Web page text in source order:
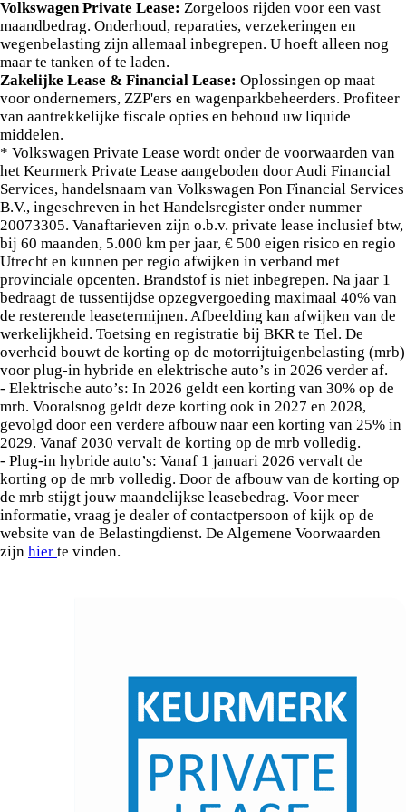
Volkswagen Private Lease: Zorgeloos rijden voor een vast
maandbedrag. Onderhoud, reparaties, verzekeringen en
wegenbelasting zijn allemaal inbegrepen. U hoeft alleen nog
maar te tanken of te laden.
Zakelijke Lease & Financial Lease: Oplossingen op maat
voor ondernemers, ZZP'ers en wagenparkbeheerders. Profiteer
van aantrekkelijke fiscale opties en behoud uw liquide
middelen.
* Volkswagen Private Lease wordt onder de voorwaarden van
het Keurmerk Private Lease aangeboden door Audi Financial
Services, handelsnaam van Volkswagen Pon Financial Services
B.V., ingeschreven in het Handelsregister onder nummer
20073305. Vanaftarieven zijn o.b.v. private lease inclusief btw,
bij 60 maanden, 5.000 km per jaar, € 500 eigen risico en regio
Utrecht en kunnen per regio afwijken in verband met
provinciale opcenten. Brandstof is niet inbegrepen. Na jaar 1
bedraagt de tussentijdse opzegvergoeding maximaal 40% van
de resterende leasetermijnen. Afbeelding kan afwijken van de
werkelijkheid. Toetsing en registratie bij BKR te Tiel. De
overheid bouwt de korting op de motorrijtuigenbelasting (mrb)
voor plug-in hybride en elektrische auto’s in 2026 verder af.
- Elektrische auto’s: In 2026 geldt een korting van 30% op de
mrb. Vooralsnog geldt deze korting ook in 2027 en 2028,
gevolgd door een verdere afbouw naar een korting van 25% in
2029. Vanaf 2030 vervalt de korting op de mrb volledig.
- Plug-in hybride auto’s: Vanaf 1 januari 2026 vervalt de
korting op de mrb volledig. Door de afbouw van de korting op
de mrb stijgt jouw maandelijkse leasebedrag. Voor meer
informatie, vraag je dealer of contactpersoon of kijk op de
website van de Belastingdienst. De Algemene Voorwaarden
zijn hier te vinden.